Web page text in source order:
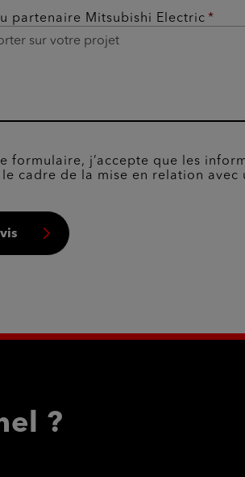
partenaire Mitsubishi Electric
formulaire, j’accepte que les
cadre de la mise en relation avec
?